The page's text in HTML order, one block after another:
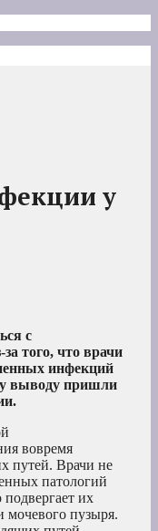
у
с
того, что врачи
инфекций
выводу пришли
вовремя
путей. Врачи не
патологий
их
мочевого пузыря.